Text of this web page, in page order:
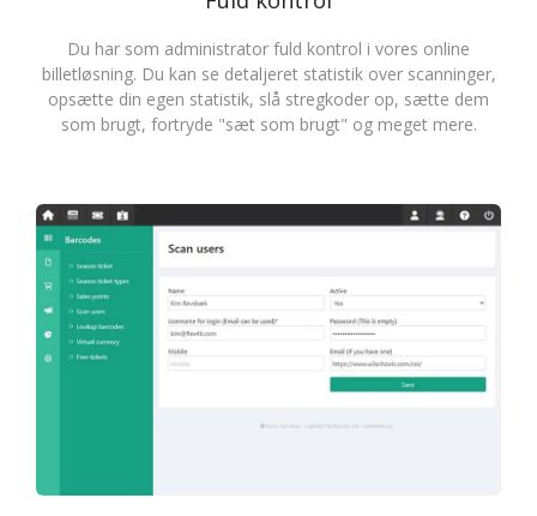
Du har som administrator fuld kontrol i vores online
billetløsning. Du kan se detaljeret statistik over scanninger,
opsætte din egen statistik, slå stregkoder op, sætte dem
som brugt, fortryde "sæt som brugt" og meget mere.